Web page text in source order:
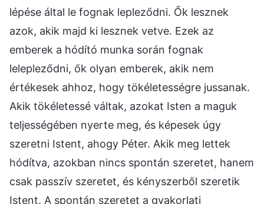
lépése által le fognak lepleződni. Ők lesznek
azok, akik majd ki lesznek vetve. Ezek az
emberek a hódító munka során fognak
lelepleződni, ők olyan emberek, akik nem
értékesek ahhoz, hogy tökéletességre jussanak.
Akik tökéletessé váltak, azokat Isten a maguk
teljességében nyerte meg, és képesek úgy
szeretni Istent, ahogy Péter. Akik meg lettek
hódítva, azokban nincs spontán szeretet, hanem
csak passzív szeretet, és kényszerből szeretik
Istent. A spontán szeretet a gyakorlati